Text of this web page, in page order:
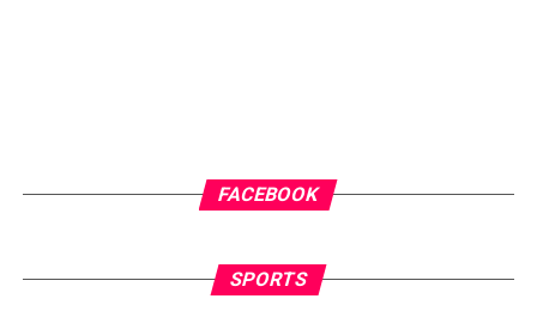
FACEBOOK
SPORTS